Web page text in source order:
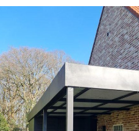
Carport aluminium avec abri
Helfaut